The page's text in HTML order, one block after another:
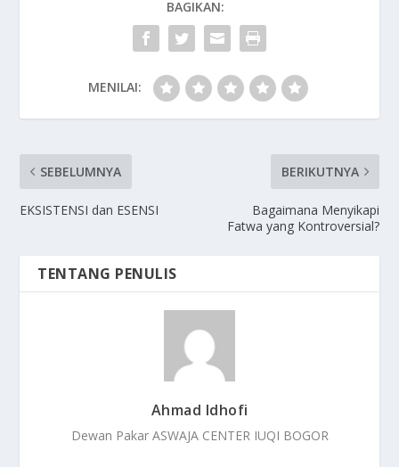
BAGIKAN:
MENILAI:
SEBELUMNYA
EKSISTENSI dan ESENSI
BERIKUTNYA
Bagaimana Menyikapi
Fatwa yang Kontroversial?
TENTANG PENULIS
Ahmad Idhofi
Dewan Pakar ASWAJA CENTER IUQI BOGOR